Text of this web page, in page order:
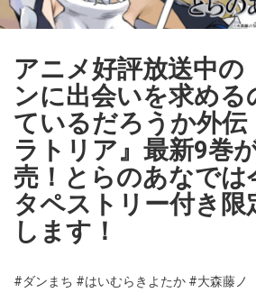
アニメ好評放送中の
ンに出会いを求める
ているだろうか外伝
ラトリア』最新9巻
売！とらのあなでは
タペストリー付き限
します！
#ダンまち #はいむらきよたか #大森藤ノ